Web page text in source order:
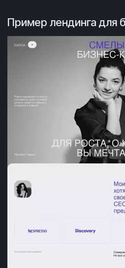
Пример лендинга для